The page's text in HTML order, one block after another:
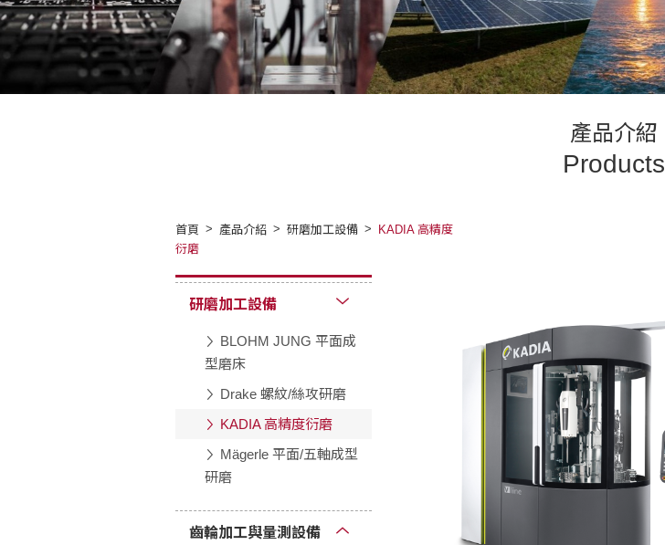
產品介紹
Products
首頁 產品介紹 研磨加工設備
KADIA 高精度
衍磨
研磨加工設備
BLOHM JUNG 平面成
型磨床
Drake 螺紋/絲攻研磨
KADIA 高精度衍磨
Mägerle 平面/五軸成型
研磨
齒輪加工與量測設備